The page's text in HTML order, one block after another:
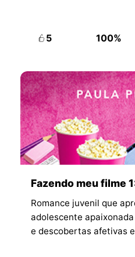
5 100%
Fazendo meu filme
Romance juvenil que
adolescente
e descobertas afetivas